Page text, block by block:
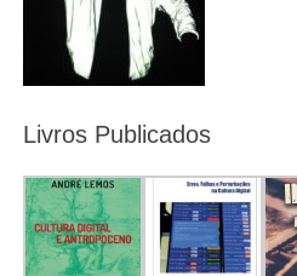
Livros Publicados